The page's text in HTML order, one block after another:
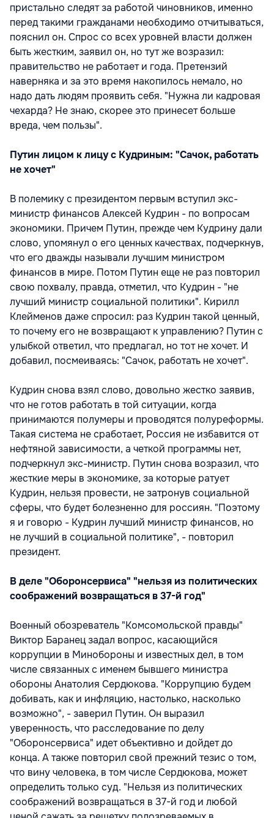
пристально следят за работой чиновников, именно
перед такими гражданами необходимо отчитываться,
пояснил он. Спрос со всех уровней власти должен
быть жестким, заявил он, но тут же возразил:
правительство не работает и года. Претензий
наверняка и за это время накопилось немало, но
надо дать людям проявить себя. "Нужна ли кадровая
чехарда? Не знаю, скорее это принесет больше
вреда, чем пользы".
Путин лицом к лицу с Кудриным: "Сачок, работать
не хочет"
В полемику с президентом первым вступил экс-
министр финансов Алексей Кудрин - по вопросам
экономики. Причем Путин, прежде чем Кудрину дали
слово, упомянул о его ценных качествах, подчеркнув,
что его дважды называли лучшим министром
финансов в мире. Потом Путин еще не раз повторил
свою похвалу, правда, отметил, что Кудрин - "не
лучший министр социальной политики". Кирилл
Клейменов даже спросил: раз Кудрин такой ценный,
то почему его не возвращают к управлению? Путин с
улыбкой ответил, что предлагал, но тот не хочет. И
добавил, посмеиваясь: "Сачок, работать не хочет".
Кудрин снова взял слово, довольно жестко заявив,
что не готов работать в той ситуации, когда
принимаются полумеры и проводятся полуреформы.
Такая система не сработает, Россия не избавится от
нефтяной зависимости, а четкой программы нет,
подчеркнул экс-министр. Путин снова возразил, что
жесткие меры в экономике, за которые ратует
Кудрин, нельзя провести, не затронув социальной
сферы, что будет болезненно для россиян. "Поэтому
я и говорю - Кудрин лучший министр финансов, но
не лучший в социальной политике", - повторил
президент.
В деле "Оборонсервиса" "нельзя из политических
соображений возвращаться в 37-й год"
Военный обозреватель "Комсомольской правды"
Виктор Баранец задал вопрос, касающийся
коррупции в Минобороны и известных дел, в том
числе связанных с именем бывшего министра
обороны Анатолия Сердюкова. "Коррупцию будем
добивать, как и инфляцию, настолько, насколько
возможно", - заверил Путин. Он выразил
уверенность, что расследование по делу
"Оборонсервиса" идет объективно и дойдет до
конца. А также повторил свой прежний тезис о том,
что вину человека, в том числе Сердюкова, может
определить только суд. "Нельзя из политических
соображений возвращаться в 37-й год и любой